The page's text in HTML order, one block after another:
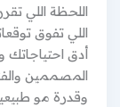
اللحظة اللي
اللي تفوق
أدق احتياجاتك
المصممين
وقدرة مو